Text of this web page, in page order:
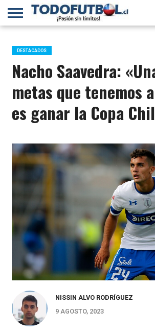
PRIMERA
B
SELECCIÓN
CHILENA
CHILENOS
EN EL
MUNDO
FÚTBOL
INTERNACIONAL
DESTACADOS
Nacho Saavedra:
metas que tenemos
es ganar la Copa
NISSIN ALVO RODRÍGUEZ
9 AGOSTO, 2023